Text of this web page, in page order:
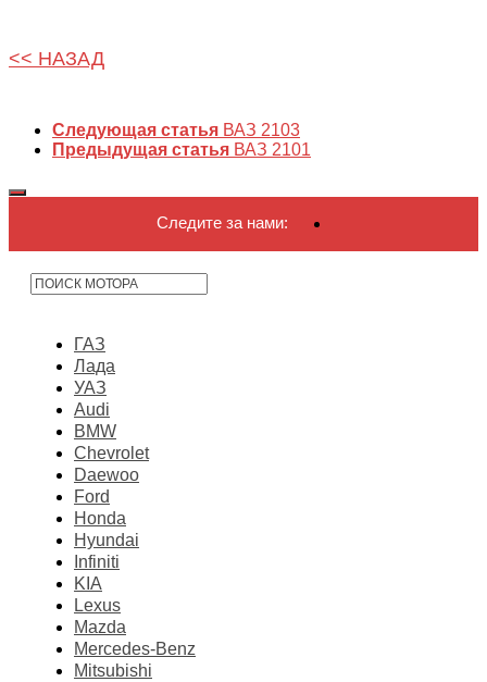
<< НАЗАД
Следующая статья ВАЗ 2103
Предыдущая статья ВАЗ 2101
Следите за нами:
ГАЗ
Лада
УАЗ
Audi
BMW
Chevrolet
Daewoo
Ford
Honda
Hyundai
Infiniti
KIA
Lexus
Mazda
Mercedes-Benz
Mitsubishi